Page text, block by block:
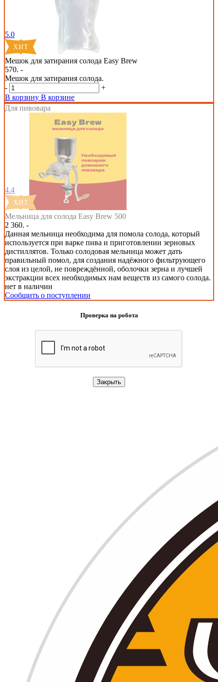
5.0
Мешок для затирания солода Easy Brew
570. -
Мешок для затирания солода.
-
+
В корзину В корзине
Для пивовара
4.4
Мельница для солода Easy Brew 500
2 360. -
Данная мельница необходима для помола солода, который
используется при варке пива и приготовлении зерновых
дистиллятов. Только солодовая мельница может дать
правильный помол, для создания надёжного фильтрующего
слоя из целой, не повреждённой, оболочки зерна и лучшей
экстракции всех необходимых нам веществ из самого солода.
нет в наличии
Сообщить о поступлении
Проверка на робота
Закрыть